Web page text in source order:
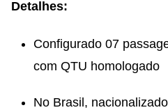
Detalhes:
Configurado 07
com QTU homologado
No Brasil,